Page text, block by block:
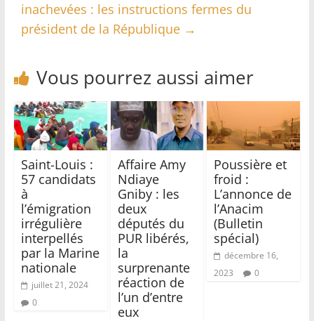
inachevées : les instructions fermes du
président de la République →
Vous pourrez aussi aimer
Saint-Louis :
57 candidats
à
l’émigration
irrégulière
interpellés
par la Marine
nationale
juillet 21, 2024
0
Affaire Amy
Ndiaye
Gniby : les
deux
députés du
PUR libérés,
la
surprenante
réaction de
l’un d’entre
eux
Poussière et
froid :
L’annonce de
l’Anacim
(Bulletin
spécial)
décembre 16,
2023
0